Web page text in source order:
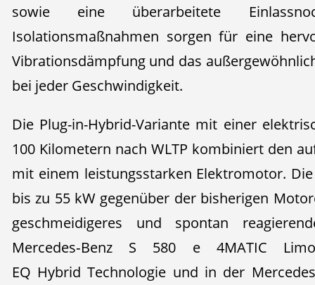
sowie eine überarbeitete
Isolationsmaßnahmen sorgen für eine
Vibrationsdämpfung und das
bei jeder Geschwindigkeit.
Die Plug-in-Hybrid-Variante mit einer
100 Kilometern nach WLTP kombiniert den
mit einem leistungsstarken Elektromotor.
bis zu 55 kW gegenüber der bisherigen
geschmeidigeres und spontan
Mercedes‑Benz S 580 e 4MATIC
EQ Hybrid Technologie und in der